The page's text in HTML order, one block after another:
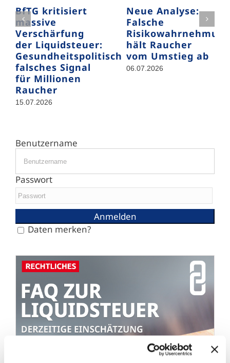
BfTG kritisiert
massive
Verschärfung
der Liquidsteuer:
Gesundheitspolitisch
falsches Signal
für Millionen
Raucher
15.07.2026
Neue Analyse:
Falsche
hält Raucher
vom Umstieg ab
06.07.2026
Benutzername
Passwort
Daten merken?